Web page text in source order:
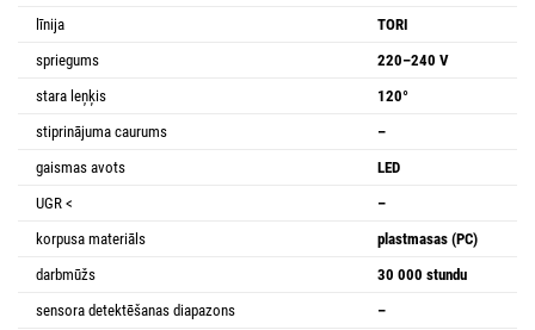
līnija
TORI
spriegums
220–240 V
stara leņķis
120°
stiprinājuma caurums
–
gaismas avots
LED
UGR <
–
korpusa materiāls
plastmasas (PC)
darbmūžs
30 000 stundu
sensora detektēšanas diapazons
–